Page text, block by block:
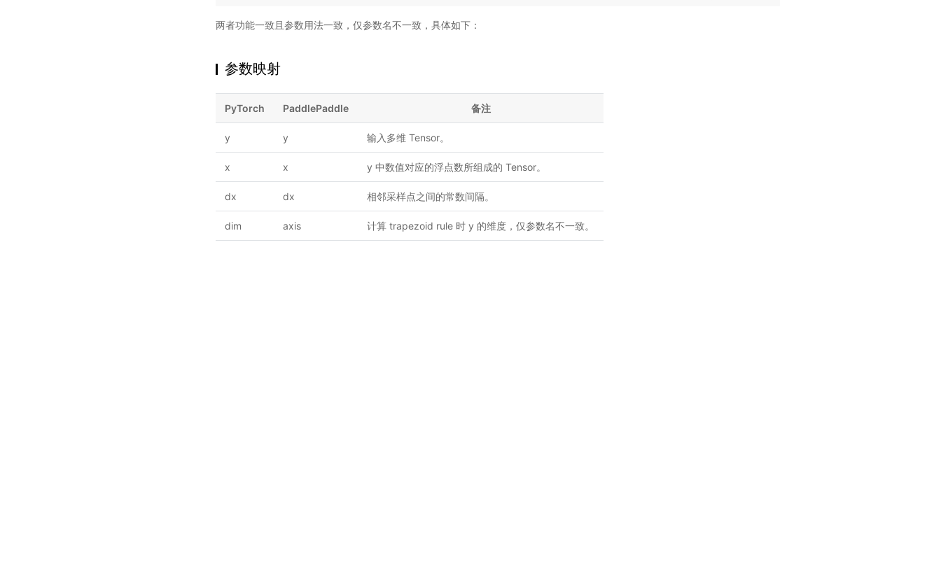
两者功能一致且参数用法一致，仅参数名不一致，具体如下：
参数映射
PyTorch PaddlePaddle 备注
y y 输入多维 Tensor。
x x y 中数值对应的浮点数所组成的 Tensor。
dx dx 相邻采样点之间的常数间隔。
dim axis 计算 trapezoid rule 时 y 的维度，仅参数名不一致。